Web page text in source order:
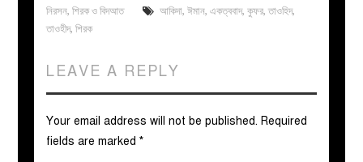
নিরসন,শিরক ও বিদআত আকিদা, ঈমান, একত্ববাদ, কুফর, তাওহিদ,
তাওহীদ,শিরক
LEAVE A REPLY
Your email address will not be published. Required
fields are marked*